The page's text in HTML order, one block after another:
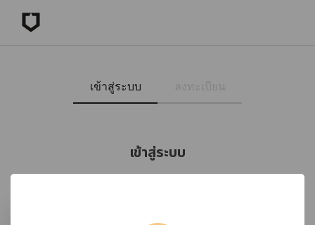
เข้าสู่ระบบ
เข้าสู่ระบบ